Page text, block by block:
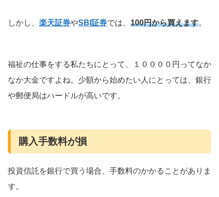
しかし、 楽天証券やSBI証券では、 100円から買えます。
福祉の仕事をする私たちにとって、１００００円ってなか
なか大金ですよね。少額から始めたい人にとっては、銀行
や郵便局はハードルが高いです。
購入手数料が損
投資信託を銀行で買う場合、手数料のかかることがありま
す。